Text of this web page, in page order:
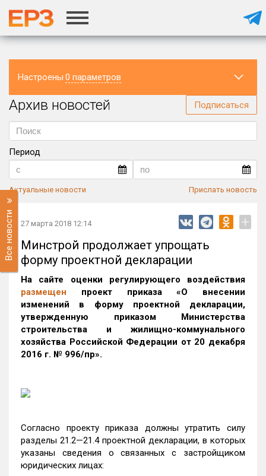
Настроены 0 параметров
Регион
Архив новостей Подписаться
Период
Актуальные новости Прислать новость
Все новости 27 марта 2018 12:14 +
Минстрой продолжает упрощать
форму проектной декларации
На сайте оценки регулирующего воздействия
размещен проект приказа «О внесении
изменений в форму проектной декларации,
утвержденную приказом Министерства
строительства и жилищно-коммунального
хозяйства Российской Федерации от 20 декабря
2016 г. № 996/пр».
Согласно проекту приказа должны утратить силу
разделы 21.2—21.4 проектной декларации, в которых
указаны сведения о связанных с застройщиком
юридических лицах: